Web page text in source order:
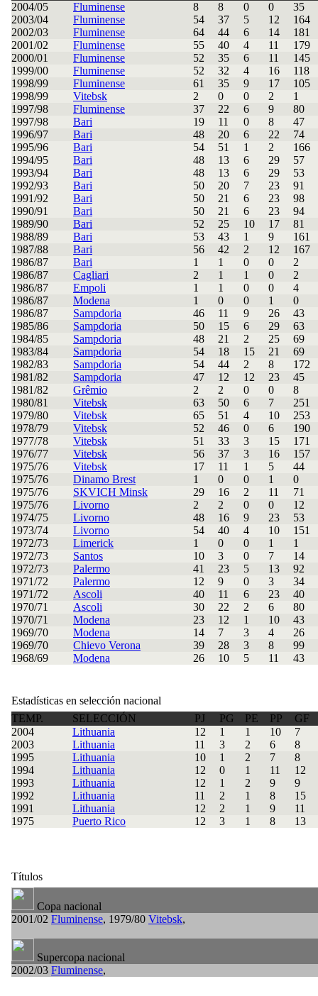
2004/05
Fluminense 8 8 0 0
35
2003/04
Fluminense 54 37 5 12
164
2002/03
Fluminense 64 44 6 14
181
2001/02
Fluminense 55 40 4 11
179
2000/01
Fluminense 52 35 6 11
145
1999/00
Fluminense 52 32 4 16
118
1998/99
Fluminense 61 35 9 17
105
1998/99
Vitebsk 2 0 0 2
1
1997/98
Fluminense 37 22 6 9
80
1997/98
Bari 19 11 0 8
47
1996/97
Bari 48 20 6 22
74
1995/96
Bari 54 51 1 2
166
1994/95
Bari 48 13 6 29
57
1993/94
Bari 48 13 6 29
53
1992/93
Bari 50 20 7 23
91
1991/92
Bari 50 21 6 23
98
1990/91
Bari 50 21 6 23
94
1989/90
Bari 52 25 10 17
81
1988/89
Bari 53 43 1 9
161
1987/88
Bari 56 42 2 12
167
1986/87
Bari 1 1 0 0
2
1986/87
Cagliari 2 1 1 0
2
1986/87
Empoli 1 1 0 0
4
1986/87
Modena 1 0 0 1
0
1986/87
Sampdoria 46 11 9 26
43
1985/86
Sampdoria 50 15 6 29
63
1984/85
Sampdoria 48 21 2 25
69
1983/84
Sampdoria 54 18 15 21
69
1982/83
Sampdoria 54 44 2 8
172
1981/82
Sampdoria 47 12 12 23
45
1981/82
Grêmio 2 2 0 0
8
1980/81
Vitebsk 63 50 6 7
251
1979/80
Vitebsk 65 51 4 10
253
1978/79
Vitebsk 52 46 0 6
190
1977/78
Vitebsk 51 33 3 15
171
1976/77
Vitebsk 56 37 3 16
157
1975/76
Vitebsk 17 11 1 5
44
1975/76
Dinamo Brest 1 0 0 1
0
1975/76
SKVICH Minsk 29 16 2 11
71
1975/76
Livorno 2 2 0 0
12
1974/75
Livorno 48 16 9 23
53
1973/74
Livorno 54 40 4 10
151
1972/73
Limerick 1 0 0 1
1
1972/73
Santos 10 3 0 7
14
1972/73
Palermo 41 23 5 13
92
1971/72
Palermo 12 9 0 3
34
1971/72
Ascoli 40 11 6 23
40
1970/71
Ascoli 30 22 2 6
80
1970/71
Modena 23 12 1 10
43
1969/70
Modena 14 7 3 4
26
1969/70
Chievo Verona 39 28 3 8
99
1968/69
Modena 26 10 5 11 43
Estadísticas en selección nacional
TEMP.
SELECCIÓN PJ PG PE PP
GF
2004
Lithuania 12 1 1 10
7
2003
Lithuania 11 3 2 6
8
1995
Lithuania 10 1 2 7
8
1994
Lithuania 12 0 1 11
12
1993
Lithuania 12 1 2 9
9
1992
Lithuania 11 2 1 8
15
1991
Lithuania 12 2 1 9
11
1975
Puerto Rico 12 3 1 8 13
Títulos
Copa nacional
2001/02 Fluminense, 1979/80 Vitebsk,
Supercopa nacional
2002/03 Fluminense,